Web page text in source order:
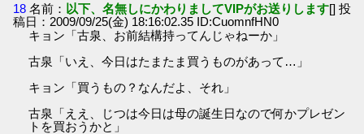
18 名前： 以下、名無しにかわりましてVIPがお送りします[] 投
稿日：2009/09/25(金) 18:16:02.35 ID:CuomnfHN0
キョン「古泉、お前結構持ってんじゃねーか」
古泉「いえ、今日はたまたま買うものがあって…」
キョン「買うもの？なんだよ、それ」
古泉「ええ、じつは今日は母の誕生日なので何かプレゼン
トを買おうかと」